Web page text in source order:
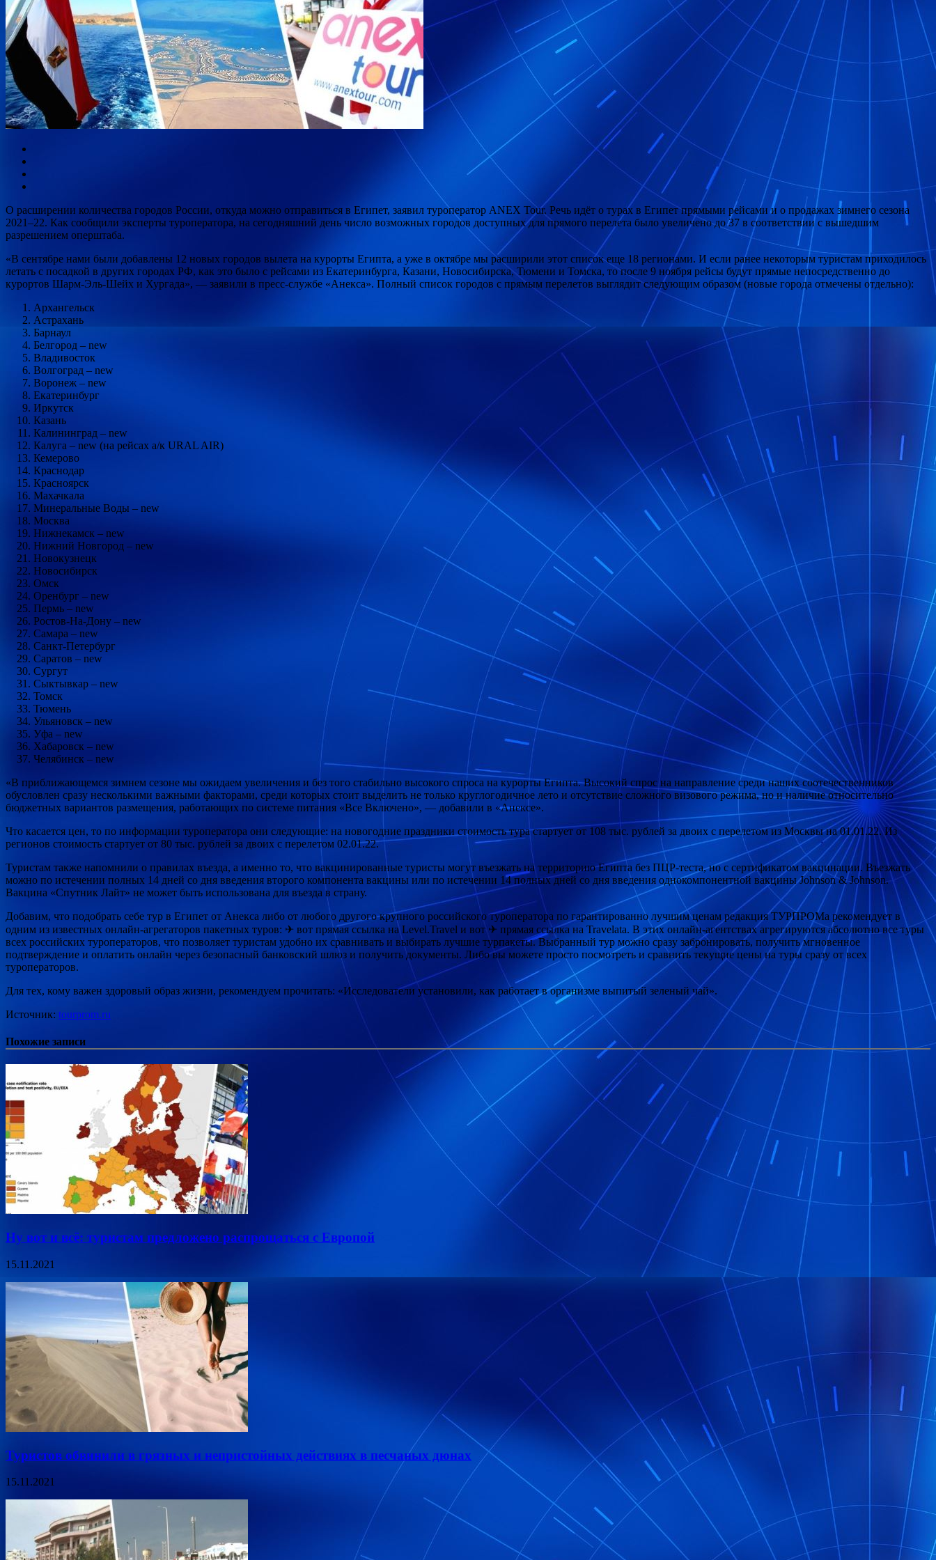
О расширении количества городов России, откуда можно отправиться в Египет, заявил туроператор ANEX Tour. Речь идёт о турах в Египет прямыми рейсами и о продажах зимнего сезона
2021–22. Как сообщили эксперты туроператора, на сегодняшний день число возможных городов доступных для прямого перелета было увеличено до 37 в соответствии с вышедшим
разрешением оперштаба.
«В сентябре нами были добавлены 12 новых городов вылета на курорты Египта, а уже в октябре мы расширили этот список еще 18 регионами. И если ранее некоторым туристам приходилось
летать с посадкой в других городах РФ, как это было с рейсами из Екатеринбурга, Казани, Новосибирска, Тюмени и Томска, то после 9 ноября рейсы будут прямые непосредственно до
курортов Шарм-Эль-Шейх и Хургада», — заявили в пресс-службе «Анекса». Полный список городов с прямым перелетов выглядит следующим образом (новые города отмечены отдельно):
Архангельск
Астрахань
Барнаул
Белгород – new
Владивосток
Волгоград – new
Воронеж – new
Екатеринбург
Иркутск
Казань
Калининград – new
Калуга – new (на рейсах а/к URAL AIR)
Кемерово
Краснодар
Красноярск
Махачкала
Минеральные Воды – new
Москва
Нижнекамск – new
Нижний Новгород – new
Новокузнецк
Новосибирск
Омск
Оренбург – new
Пермь – new
Ростов-На-Дону – new
Самара – new
Санкт-Петербург
Саратов – new
Сургут
Сыктывкар – new
Томск
Тюмень
Ульяновск – new
Уфа – new
Хабаровск – new
Челябинск – new
«В приближающемся зимнем сезоне мы ожидаем увеличения и без того стабильно высокого спроса на курорты Египта. Высокий спрос на направление среди наших соотечественников
обусловлен сразу несколькими важными факторами, среди которых стоит выделить не только круглогодичное лето и отсутствие сложного визового режима, но и наличие относительно
бюджетных вариантов размещения, работающих по системе питания «Все Включено», — добавили в «Анексе».
Что касается цен, то по информации туроператора они следующие: на новогодние праздники стоимость тура стартует от 108 тыс. рублей за двоих с перелетом из Москвы на 01.01.22. Из
регионов стоимость стартует от 80 тыс. рублей за двоих с перелетом 02.01.22.
Туристам также напомнили о правилах въезда, а именно то, что вакцинированные туристы могут въезжать на территорию Египта без ПЦР-теста, но с сертификатом вакцинации. Въезжать
можно по истечении полных 14 дней со дня введения второго компонента вакцины или по истечении 14 полных дней со дня введения однокомпонентной вакцины Johnson & Johnson.
Вакцина «Спутник Лайт» не может быть использована для въезда в страну.
Добавим, что подобрать себе тур в Египет от Анекса либо от любого другого крупного российского туроператора по гарантированно лучшим ценам редакция ТУРПРОМа рекомендует в
одним из известных онлайн-агрегаторов пакетных туров: ✈ вот прямая ссылка на Level.Travel и вот ✈ прямая ссылка на Travelata. В этих онлайн-агентствах агрегируются абсолютно все туры
всех российских туроператоров, что позволяет туристам удобно их сравнивать и выбирать лучшие турпакеты. Выбранный тур можно сразу забронировать, получить мгновенное
подтверждение и оплатить онлайн через безопасный банковский шлюз и получить документы. Либо вы можете просто посмотреть и сравнить текущие цены на туры сразу от всех
туроператоров.
Для тех, кому важен здоровый образ жизни, рекомендуем прочитать: «Исследователи установили, как работает в организме выпитый зеленый чай».
Источник: tourprom.ru
Похожие записи
Ну вот и всё: туристам предложено распрощаться с Европой
15.11.2021
Туристов обвинили в грязных и непристойных действиях в песчаных дюнах
15.11.2021